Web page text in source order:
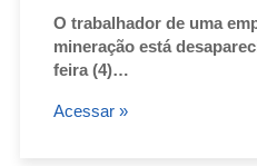
O trabalhador de uma
mineração está
feira (4)…
Acessar »